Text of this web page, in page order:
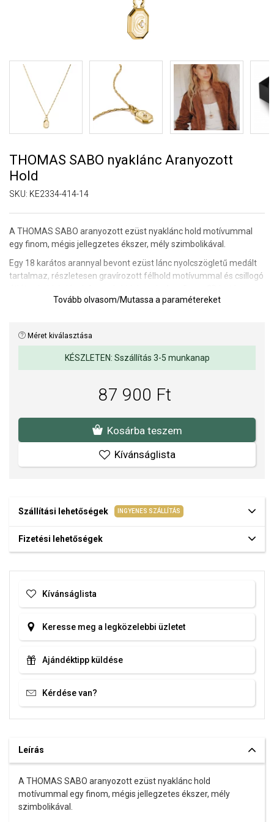
THOMAS SABO nyaklánc Aranyozott
Hold
SKU: KE2334-414-14
A THOMAS SABO aranyozott ezüst nyaklánc hold motívummal
egy finom, mégis jellegzetes ékszer, mély szimbolikával.
Egy 18 karátos arannyal bevont ezüst lánc nyolcszögletű medált
tartalmaz, részletesen gravírozott félhold motívummal és csillogó
mélységet és kifinomult megjelenést kölcsönöz a darabnak. A
Medál mérete: kb. 21 x 12 mm.
A SOFIA a THOMAS SABO hivatalos forgalmazója. Biztos lehet
csomagolásban.
Tovább olvasom/Mutassa a paramétereket
Méret kiválasztása
KÉSZLETEN: Sszállítás 3-5 munkanap
87 900 Ft
Kosárba teszem
Kívánságlista
Szállítási lehetőségek INGYENES SZÁLLÍTÁS
Fizetési lehetőségek
Kívánságlista
Keresse meg a legközelebbi üzletet
Ajándéktipp küldése
Kérdése van?
Leírás
A THOMAS SABO aranyozott ezüst nyaklánc hold
motívummal egy finom, mégis jellegzetes ékszer, mély
szimbolikával.